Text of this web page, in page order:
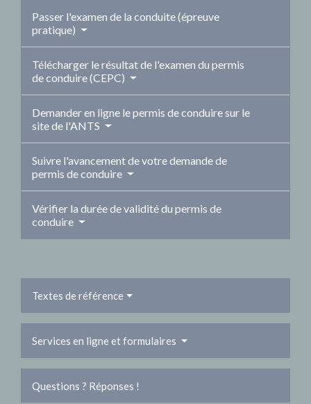
Passer l'examen de la conduite (épreuve
pratique)
Télécharger le résultat de l'examen du permis
de conduire (CEPC)
Demander en ligne le permis de conduire sur le
site de l'ANTS
Suivre l'avancement de votre demande de
permis de conduire
Vérifier la durée de validité du permis de
conduire
Textes de référence
Services en ligne et formulaires
Questions ? Réponses !